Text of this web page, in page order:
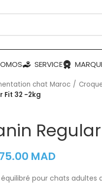
SERVICE
chat Maroc
Fit 32 -2kg
MAD
pour chats adultes